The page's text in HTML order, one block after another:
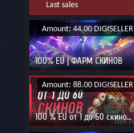
Last sales
Amount: 44.00 DIGISELLER
100% EU | ФАРМ СКИНОВ
Amount: 88.00 DIGISELLER
100 % EU от 1 до 60 скинов | Может упасть ЖИР